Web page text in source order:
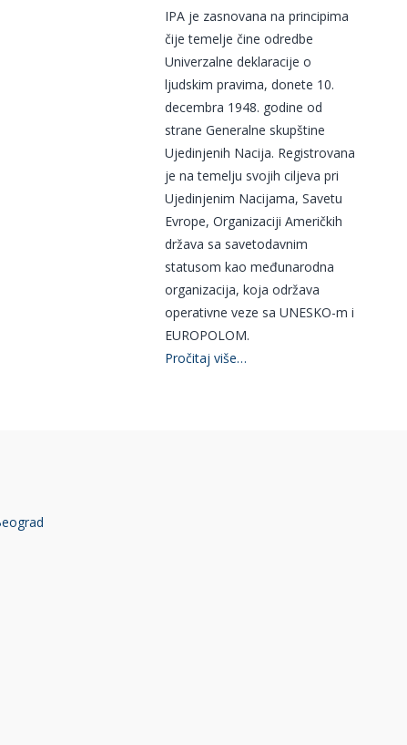
IPA je zasnovana na principima
čije temelje čine odredbe
Univerzalne deklaracije o
ljudskim pravima, donete 10.
decembra 1948. godine od
strane Generalne skupštine
Ujedinjenih Nacija. Registrovana
je na temelju svojih ciljeva pri
Ujedinjenim Nacijama, Savetu
Evrope, Organizaciji Američkih
država sa savetodavnim
statusom kao međunarodna
organizacija, koja održava
operativne veze sa UNESKO-m i
EUROPOLOM.
Pročitaj više…